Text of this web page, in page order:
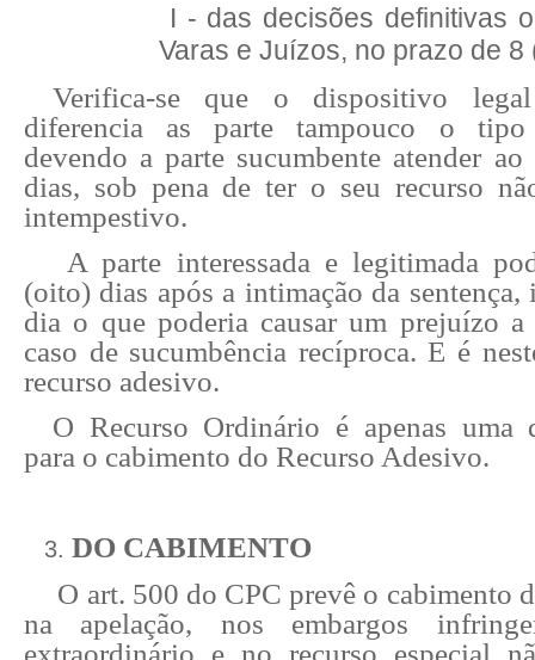
I - das decisões definitivas
Varas e Juízos, no prazo de 8
Verifica-se que o dispositivo
diferencia as parte tampouco o tipo
devendo a parte sucumbente atender
dias, sob pena de ter o seu recurso
intempestivo.
A parte interessada e legitimada
(oito) dias após a intimação da
dia o que poderia causar um prejuízo a
caso de sucumbência recíproca. E é
recurso adesivo.
O Recurso Ordinário é apenas uma
para o cabimento do Recurso Adesivo.
DO CABIMENTO
O art. 500 do CPC prevê o cabimento
na apelação, nos embargos
extraordinário e no recurso especial